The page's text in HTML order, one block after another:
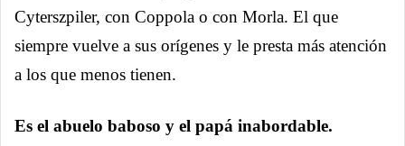
Cyterszpiler, con Coppola o con Morla. El que
siempre vuelve a sus orígenes y le presta más atención
a los que menos tienen.
Es el abuelo baboso y el papá inabordable.